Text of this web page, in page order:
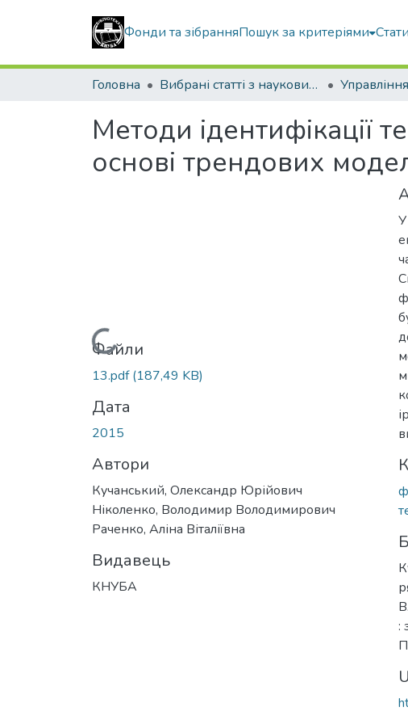
Фонди та зібранняПошук за критеріями
Головна Вибрані статті з наукових збірників КНУБА
Методи ідентифікації
основі трендових
Вантажиться...
Файли
13.pdf(187,49 KB)
Дата
2015
Автори
Кучанський, Олександр Юрійович
Ніколенко, Володимир Володимирович
Раченко, Аліна Віталіївна
Видавець
КНУБА
: